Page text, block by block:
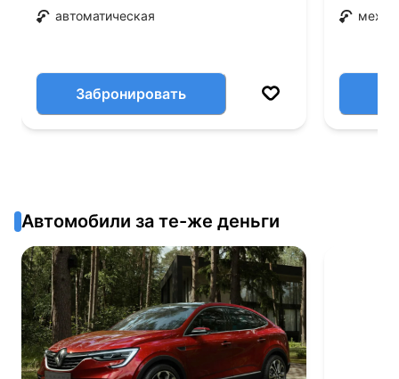
автоматическая
Забронировать
Автомобили за те-же деньги